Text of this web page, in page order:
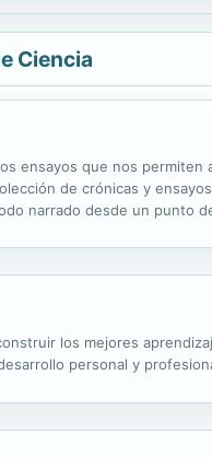
Ciencia
ensayos que nos
de crónicas y
narrado desde un punto
los mejores
personal y